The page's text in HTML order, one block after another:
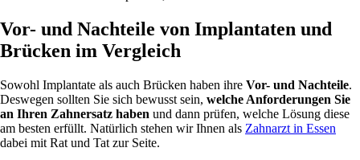
Vor- und Nachteile von Implantaten und
Brücken im Vergleich
Sowohl Implantate als auch Brücken haben ihre Vor- und Nachteile.
Deswegen sollten Sie sich bewusst sein, welche Anforderungen Sie
an Ihren Zahnersatz haben und dann prüfen, welche Lösung diese
am besten erfüllt. Natürlich stehen wir Ihnen als Zahnarzt in Essen
dabei mit Rat und Tat zur Seite.